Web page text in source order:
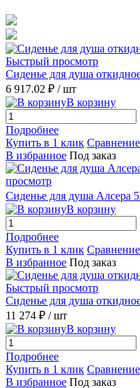
Быстрый просмотр
Сиденье для душа
6 917.02 ₽ / шт
В корзину
Подробнее
Купить в 1 клик Сравнение
В избранное Под заказ
просмотр
Сиденье для душа Алсера
В корзину
Подробнее
Купить в 1 клик Сравнение
В избранное Под заказ
Быстрый просмотр
Сиденье для душа
11 274 ₽ / шт
В корзину
Подробнее
Купить в 1 клик Сравнение
В избранное Под заказ